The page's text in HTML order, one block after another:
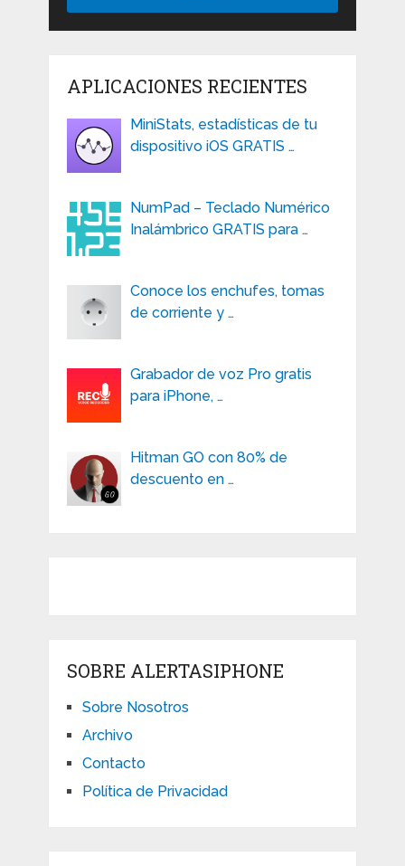
APLICACIONES RECIENTES
MiniStats, estadísticas de tu
dispositivo iOS GRATIS …
NumPad – Teclado Numérico
Inalámbrico GRATIS para …
Conoce los enchufes, tomas
de corriente y …
Grabador de voz Pro gratis
para iPhone, …
Hitman GO con 80% de
descuento en …
SOBRE ALERTASIPHONE
Sobre Nosotros
Archivo
Contacto
Política de Privacidad